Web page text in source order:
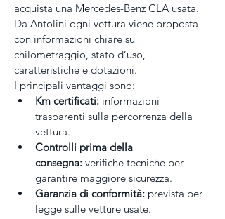
acquista una Mercedes-Benz CLA usata.
Da Antolini ogni vettura viene proposta
con informazioni chiare su
chilometraggio, stato d’uso,
caratteristiche e dotazioni.
I principali vantaggi sono:
Km certificati: informazioni
trasparenti sulla percorrenza della
vettura.
Controlli prima della
consegna: verifiche tecniche per
garantire maggiore sicurezza.
Garanzia di conformità: prevista per
legge sulle vetture usate.